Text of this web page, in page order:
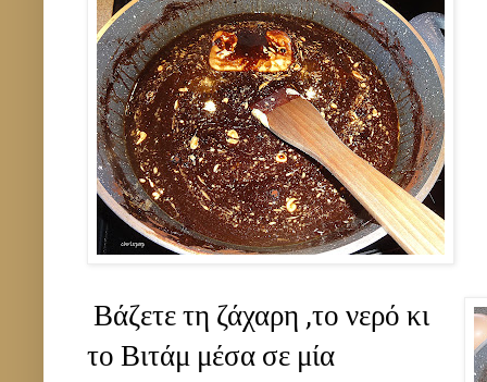
Βάζετε τη ζάχαρη ,το νερό κι
το Βιτάμ μέσα σε μία